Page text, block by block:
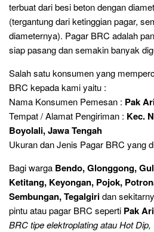
terbuat dari besi beton dengan
(tergantung dari ketinggian pagar,
diameternya). Pagar BRC adalah
siap pasang dan semakin banyak
Salah satu konsumen yang
BRC kepada kami yaitu :
Nama Konsumen Pemesan : Pak
Tempat / Alamat Pengiriman : Kec.
Boyolali, Jawa Tengah
Ukuran dan Jenis Pagar BRC yang
Bagi warga Bendo, Glonggong,
Ketitang, Keyongan, Pojok,
Sembungan, Tegalgiridan
pintu atau pagar BRC seperti Pak
BRC tipe elektroplating atau Hot